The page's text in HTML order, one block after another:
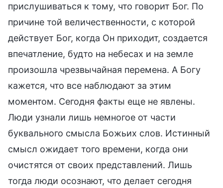
прислушиваться к тому, что говорит Бог. По
причине той величественности, с которой
действует Бог, когда Он приходит, создается
впечатление, будто на небесах и на земле
произошла чрезвычайная перемена. А Богу
кажется, что все наблюдают за этим
моментом. Сегодня факты еще не явлены.
Люди узнали лишь немногое от части
буквального смысла Божьих слов. Истинный
смысл ожидает того времени, когда они
очистятся от своих представлений. Лишь
тогда люди осознают, что делает сегодня